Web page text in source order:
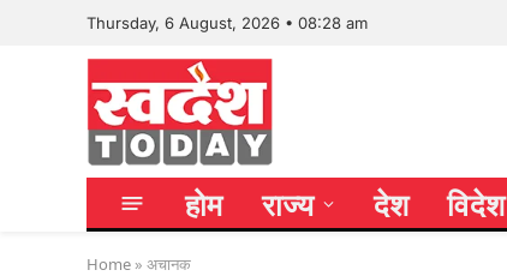
Thursday, 6 August, 2026 • 08:28 am
होम राज्य देश विदेश
Home » अचानक